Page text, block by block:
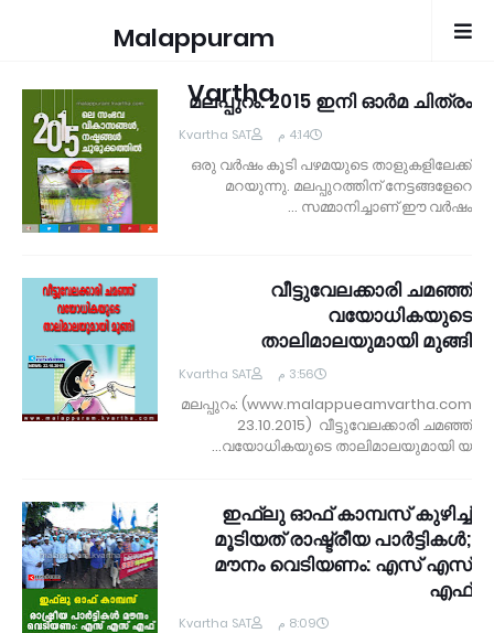
Malappuram
Vartha
മലപ്പുറം: 2015 ഇനി ഓര്‍മ ചിത്രം
Kvartha SAT 4:14 م
ഒരു വര്‍ഷം കൂടി പഴമയുടെ താളുകളിലേക്ക്
മറയുന്നു. മലപ്പുറത്തിന് നേട്ടങ്ങളേറെ
സമ്മാനിച്ചാണ് ഈ വര്‍ഷം …
വീട്ടുവേലക്കാരി ചമഞ്ഞ്
വയോധികയുടെ
താലിമാലയുമായി മുങ്ങി
Kvartha SAT 3:56 م
മലപ്പുറം: (www.malappueamvartha.com
23.10.2015) വീട്ടുവേലക്കാരി ചമഞ്ഞ്
വയോധികയുടെ താലിമാലയുമായി യ…
ഇഫ്‌ലു ഓഫ് കാമ്പസ് കുഴിച്ച്
മൂടിയത് രാഷ്ട്രീയ പാര്‍ട്ടികള്‍;
മൗനം വെടിയണം: എസ് എസ്
എഫ്
Kvartha SAT 8:09 م